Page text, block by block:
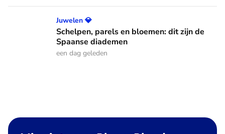
Schelpen, parels en bloemen: dit zijn de Spaanse diademen
Juwelen 💎
Schelpen, parels en bloemen: dit zijn de
Spaanse diademen
een dag geleden